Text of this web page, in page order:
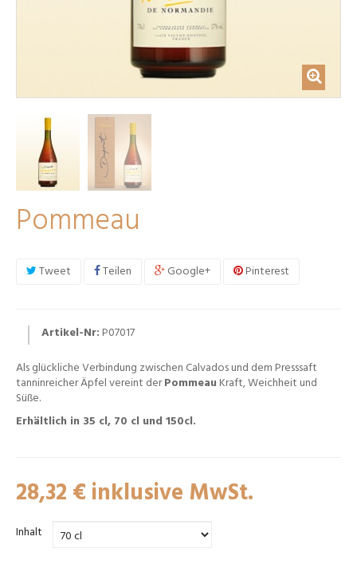
Pommeau
Tweet Teilen Google+ Pinterest
Artikel-Nr:P07017
Als glückliche Verbindung zwischen Calvados und dem Presssaft
tanninreicher Äpfel vereint derPommeauKraft, Weichheit und
Süße.
Erhältlich in 35 cl, 70 cl und 150cl.
28,32 € inklusive MwSt.
Inhalt